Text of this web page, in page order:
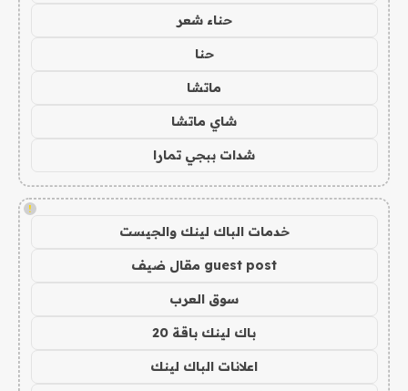
حناء شعر
حنا
ماتشا
شاي ماتشا
شدات ببجي تمارا
!
خدمات الباك لينك والجيست
guest post مقال ضيف
سوق العرب
باك لينك باقة 20
اعلانات الباك لينك